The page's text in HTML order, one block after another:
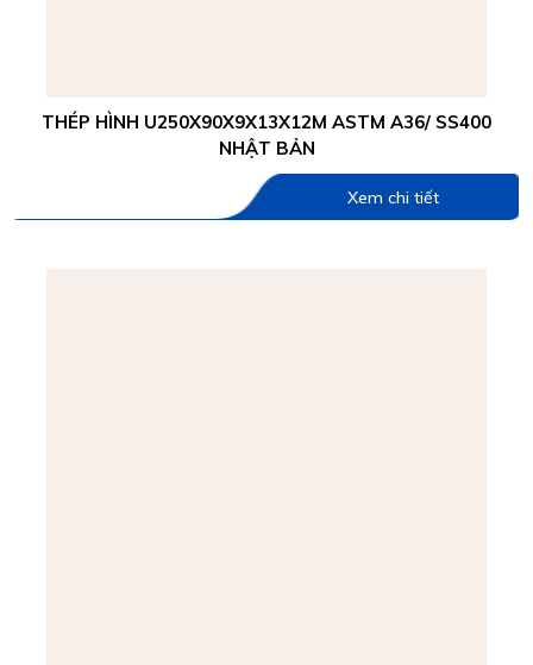
THÉP HÌNH U250X90X9X13X12M ASTM A36/ SS400
NHẬT BẢN
Xem chi tiết